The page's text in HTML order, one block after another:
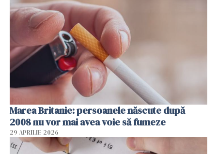
Marea Britanie: persoanele născute după
2008 nu vor mai avea voie să fumeze
29 APRILIE 2026